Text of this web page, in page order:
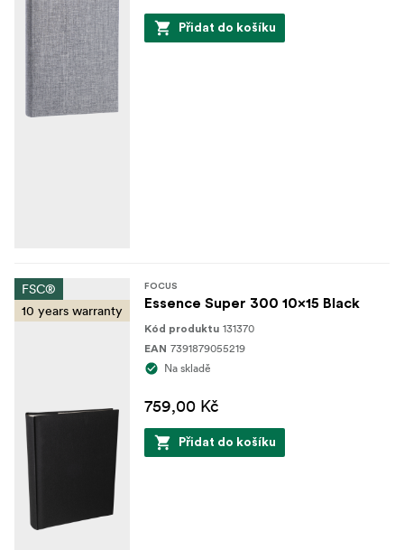
Přidat do košíku
FSC®
10 years warranty
FOCUS
Essence Super 300 10x15 Black
Kód produktu 131370
EAN 7391879055219
Na skladě
759,00 Kč
Přidat do košíku